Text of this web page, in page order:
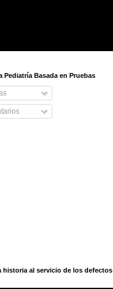
Pediatría Basada en Pruebas
historia al servicio de los defectos